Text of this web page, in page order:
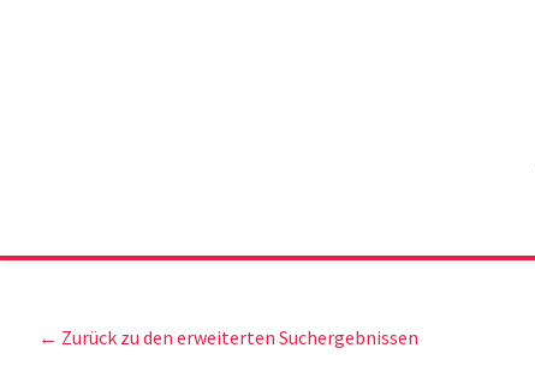
← Zurück zu den erweiterten Suchergebnissen